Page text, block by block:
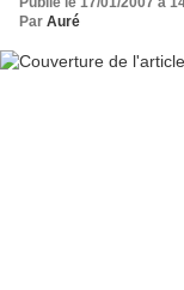
Par Auré